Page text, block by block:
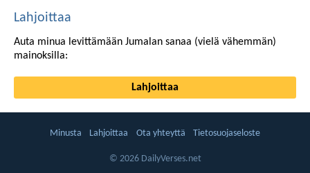
Lahjoittaa
Auta minua levittämään Jumalan sanaa (vielä vähemmän)
mainoksilla:
Lahjoittaa
Minusta Lahjoittaa Ota yhteyttä Tietosuojaseloste
© 2026 DailyVerses.net